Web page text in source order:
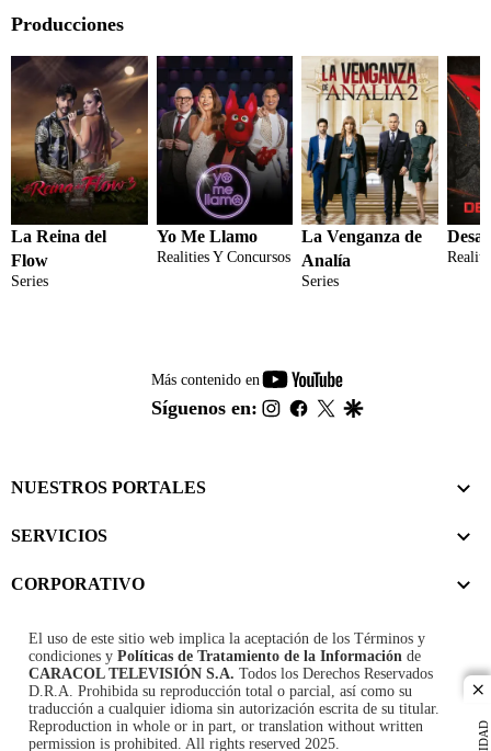
Producciones
La Reina del
Flow
Series
Yo Me Llamo
Realities Y Concursos
La Venganza de
Analía
Series
Más contenido en
youtube-
footer
Síguenos en: instagram
facebook
twitter
NUESTROS PORTALES
SERVICIOS
CORPORATIVO
El uso de este sitio web implica la aceptación de los Términos y
condiciones y Políticas de Tratamiento de la Información de
CARACOL TELEVISIÓN S.A. Todos los Derechos Reservados
D.R.A. Prohibida su reproducción total o parcial, así como su
traducción a cualquier idioma sin autorización escrita de su titular.
Reproduction in whole or in part, or translation without written
permission is prohibited. All rights reserved 2025.